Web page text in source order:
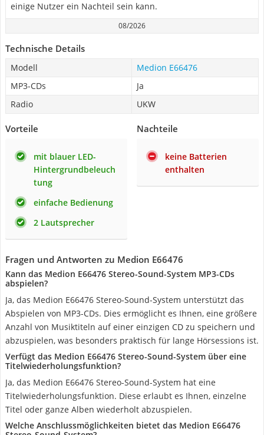
einige Nutzer ein Nachteil sein kann.
08/2026
Technische Details
Modell
Medion E66476
MP3-CDs
Ja
Radio
UKW
Vorteile
mit blauer LED-
Hintergrundbeleuch
tung
einfache Bedienung
2 Lautsprecher
Nachteile
keine Batterien
enthalten
Fragen und Antworten zu Medion E66476
Kann das Medion E66476 Stereo-Sound-System MP3-CDs
abspielen?
Ja, das Medion E66476 Stereo-Sound-System unterstützt das
Abspielen von MP3-CDs. Dies ermöglicht es Ihnen, eine größere
Anzahl von Musiktiteln auf einer einzigen CD zu speichern und
abzuspielen, was besonders praktisch für lange Hörsessions ist.
Verfügt das Medion E66476 Stereo-Sound-System über eine
Titelwiederholungsfunktion?
Ja, das Medion E66476 Stereo-Sound-System hat eine
Titelwiederholungsfunktion. Diese erlaubt es Ihnen, einzelne
Titel oder ganze Alben wiederholt abzuspielen.
Welche Anschlussmöglichkeiten bietet das Medion E66476